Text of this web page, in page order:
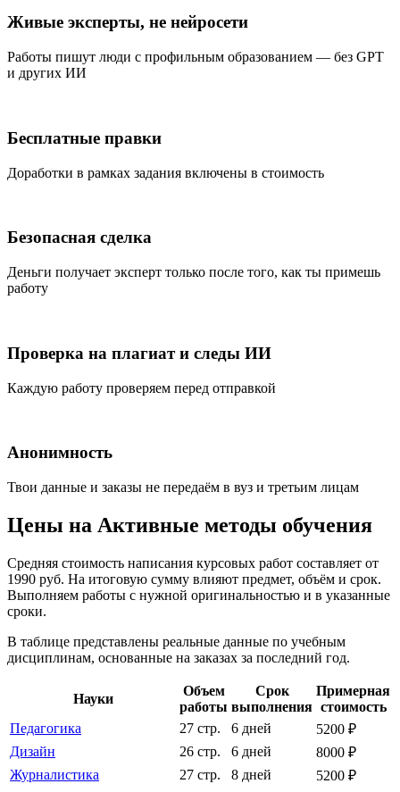
Живые эксперты, не нейросети
Работы пишут люди с профильным образованием — без GPT
и других ИИ
Бесплатные правки
Доработки в рамках задания включены в стоимость
Безопасная сделка
Деньги получает эксперт только после того, как ты примешь
работу
Проверка на плагиат и следы ИИ
Каждую работу проверяем перед отправкой
Анонимность
Твои данные и заказы не передаём в вуз и третьим лицам
Цены на Активные методы обучения
Средняя стоимость написания курсовых работ составляет от
1990 руб. На итоговую сумму влияют предмет, объём и срок.
Выполняем работы с нужной оригинальностью и в указанные
сроки.
В таблице представлены реальные данные по учебным
дисциплинам, основанные на заказах за последний год.
Науки
Объем
работы
Срок
выполнения
Примерная
стоимость
Педагогика
27 стр. 6 дней
5200 ₽
Дизайн
26 стр. 6 дней
8000 ₽
Журналистика
27 стр. 8 дней
5200 ₽